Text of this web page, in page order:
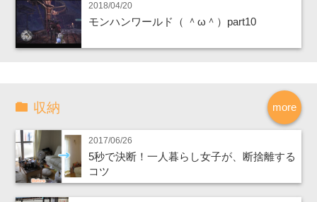
2018/04/20
モンハンワールド（ ＾ω＾）part10
more
収納
2017/06/26
5秒で決断！一人暮らし女子が、断捨離する
コツ